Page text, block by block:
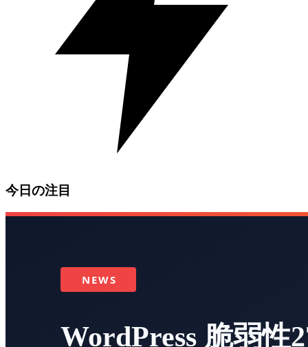
今日の注目